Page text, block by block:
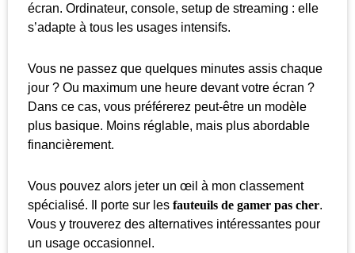
écran. Ordinateur, console, setup de streaming : elle
s’adapte à tous les usages intensifs.
Vous ne passez que quelques minutes assis chaque
jour ? Ou maximum une heure devant votre écran ?
Dans ce cas, vous préférerez peut-être un modèle
plus basique. Moins réglable, mais plus abordable
financièrement.
Vous pouvez alors jeter un œil à mon classement
spécialisé. Il porte sur les fauteuils de gamer pas cher.
Vous y trouverez des alternatives intéressantes pour
un usage occasionnel.